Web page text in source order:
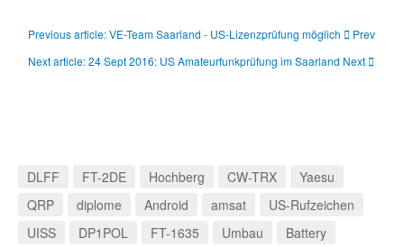
Previous article: VE-Team Saarland - US-Lizenzprüfung möglich
Prev
Next article: 24 Sept 2016: US Amateurfunkprüfung im Saarland Next
DLFF FT-2DE Hochberg CW-TRX
Yaesu
QRP
diplome Android amsat
US-Rufzeichen
UISS
DP1POL FT-1635 Umbau
Battery